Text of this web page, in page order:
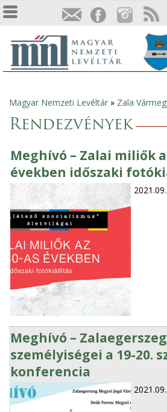
Jelenlegi
hely
Magyar Nemzeti Levéltár » Zala
Rendezvények
Meghívó – Zalai miliők
években időszaki
Meghívó –
személyiségei a 19-20.
konferencia